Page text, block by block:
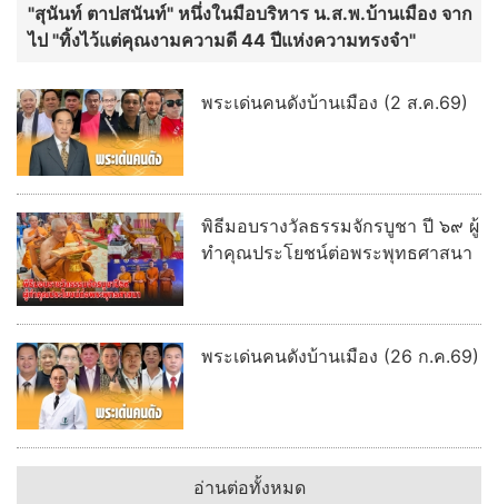
"สุนันท์ ตาปสนันท์" หนึ่งในมือบริหาร น.ส.พ.บ้านเมือง จาก
ไป "ทิ้งไว้แต่คุณงามความดี 44 ปีแห่งความทรงจำ"
พระเด่นคนดังบ้านเมือง (2 ส.ค.69)
พิธีมอบรางวัลธรรมจักรบูชา ปี ๖๙ ผู้
ทำคุณประโยชน์ต่อพระพุทธศาสนา
พระเด่นคนดังบ้านเมือง (26 ก.ค.69)
อ่านต่อทั้งหมด